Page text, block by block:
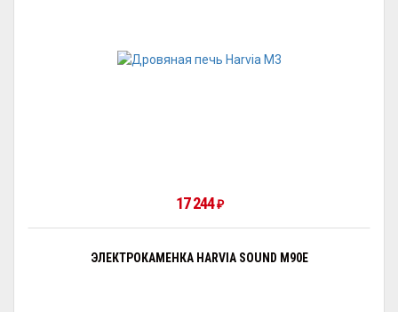
17 244₽
ЭЛЕКТРОКАМЕНКА HARVIA SOUND M90E